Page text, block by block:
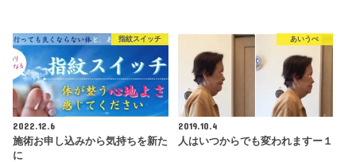
指紋スイッチ
2022.12.6
施術お申し込みから気持ちを新た
に
あいうべ
2019.10.4
人はいつからでも変われますー１